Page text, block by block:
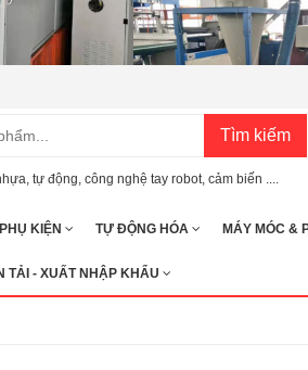
Tìm kiếm
tự động công nghệ tay robot cảm biến ....
KIỆN TỰ ĐỘNG HÓA MÁY MÓC &
TẢI - XUẤT NHẬP KHẨU